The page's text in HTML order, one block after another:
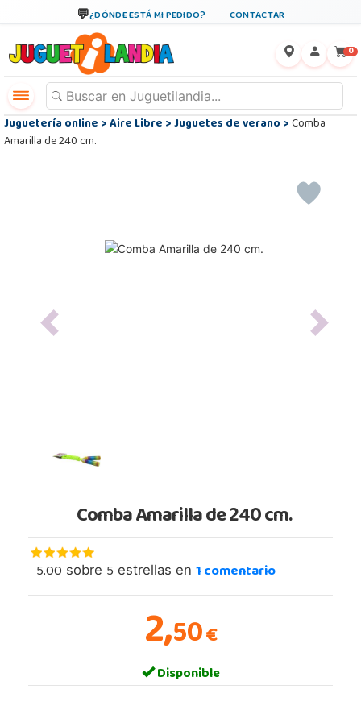
¿DÓNDE ESTÁ MI PEDIDO? CONTACTAR
0
Juguetería online>Aire Libre>Juguetes de verano>Comba
Amarilla de 240 cm.
Previous Next
Comba Amarilla de 240 cm.
5.00 sobre 5 estrellas en 1comentario
2,50€
Disponible